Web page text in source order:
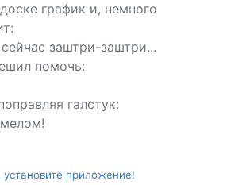
график и, немного
заштри-заштри...
помочь:
галстук:
приложение!